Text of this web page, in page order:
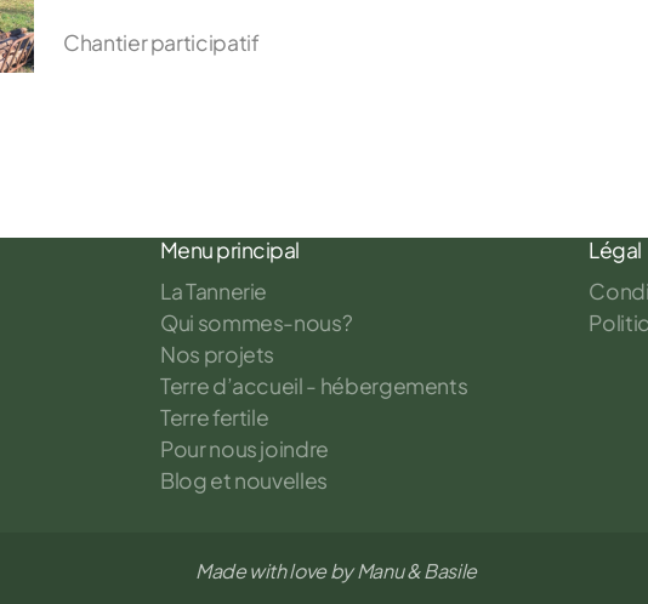
Chantier participatif
Menu principal
La Tannerie
Qui sommes-nous?
Nos projets
Terre d’accueil - hébergements
Terre fertile
Pour nous joindre
Blog et nouvelles
Légal
Made with love by Manu & Basile